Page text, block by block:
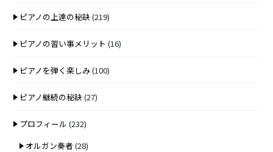
ピアノの上達の秘訣 (219)
ピアノの習い事メリット (16)
ピアノを弾く楽しみ(100)
ピアノ継続の秘訣 (27)
プロフィール (232)
オルガン奏者 (28)